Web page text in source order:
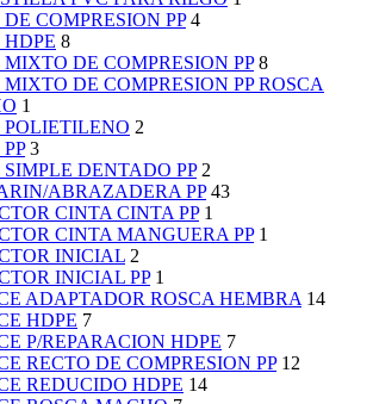
COMPRESION PP 4
8
DE COMPRESION PP 8
DE COMPRESION PP ROSCA
1
POLIETILENO 2
3
DENTADO PP 2
ABRAZADERA PP 43
CINTA CINTA PP 1
CINTA MANGUERA PP 1
INICIAL 2
INICIAL PP 1
ADAPTADOR ROSCA HEMBRA 14
HDPE 7
P/REPARACION HDPE 7
RECTO DE COMPRESION PP 12
REDUCIDO HDPE 14